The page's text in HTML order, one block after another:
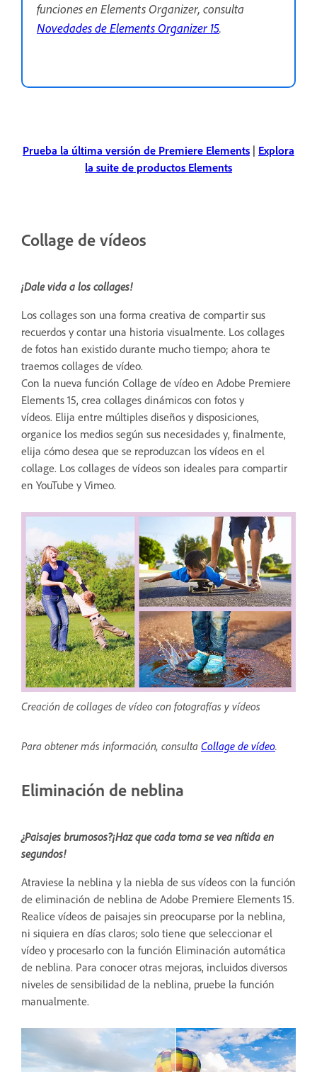
funciones en Elements Organizer, consulta
Novedades de Elements Organizer 15.
Prueba la última versión de Premiere Elements | Explora
la suite de productos Elements
Collage de vídeos
¡Dale vida a los collages!
Los collages son una forma creativa de compartir sus
recuerdos y contar una historia visualmente. Los collages
de fotos han existido durante mucho tiempo; ahora te
traemos collages de vídeo.
Con la nueva función Collage de vídeo en Adobe Premiere
Elements 15, crea collages dinámicos con fotos y
vídeos. Elija entre múltiples diseños y disposiciones,
organice los medios según sus necesidades y, finalmente,
elija cómo desea que se reproduzcan los vídeos en el
collage. Los collages de vídeos son ideales para compartir
en YouTube y Vimeo.
Creación de collages de vídeo con fotografías y vídeos
Para obtener más información, consulta Collage de vídeo.
Eliminación de neblina
¿Paisajes brumosos?¡Haz que cada toma se vea nítida en
segundos!
Atraviese la neblina y la niebla de sus vídeos con la función
de eliminación de neblina de Adobe Premiere Elements 15.
Realice vídeos de paisajes sin preocuparse por la neblina,
ni siquiera en días claros; solo tiene que seleccionar el
vídeo y procesarlo con la función Eliminación automática
de neblina. Para conocer otras mejoras, incluidos diversos
niveles de sensibilidad de la neblina, pruebe la función
manualmente.